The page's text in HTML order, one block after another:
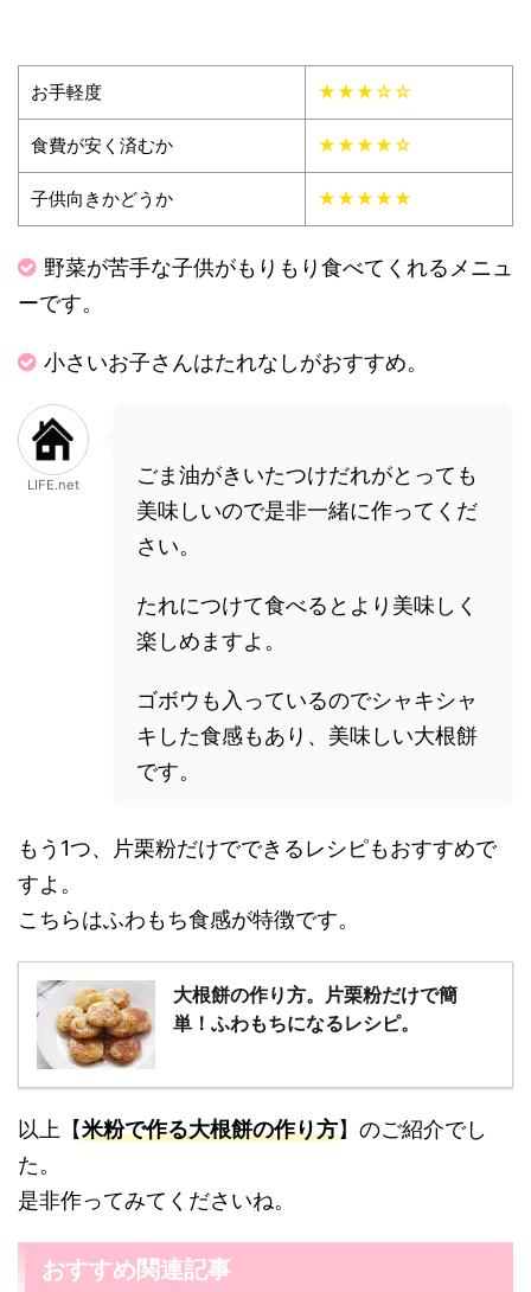
お手軽度 ★★★☆☆
食費が安く済むか ★★★★☆
子供向きかどうか ★★★★★
野菜が苦手な子供がもりもり食べてくれるメニュ
ーです。
小さいお子さんはたれなしがおすすめ。
LIFE.net
ごま油がきいたつけだれがとっても
美味しいので是非一緒に作ってくだ
さい。
たれにつけて食べるとより美味しく
楽しめますよ。
ゴボウも入っているのでシャキシャ
キした食感もあり、美味しい大根餅
です。
もう1つ、片栗粉だけでできるレシピもおすすめで
すよ。
こちらはふわもち食感が特徴です。
大根餅の作り方。片栗粉だけで簡
単！ふわもちになるレシピ。
以上【米粉で作る大根餅の作り方】のご紹介でし
た。
是非作ってみてくださいね。
おすすめ関連記事